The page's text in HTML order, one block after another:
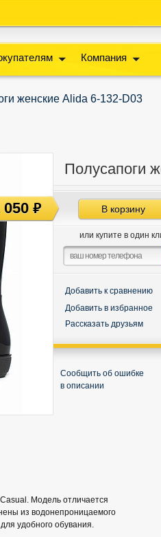
Компания
женские Alida 6-132-D03
Полусапоги
В корзину
или купите в один
Добавить к сравнению
Добавить в избранное
Рассказать друзьям
Сообщить об ошибке
в описании
050руб
Модель отличается
из водонепроницаемого
удобного обувания.